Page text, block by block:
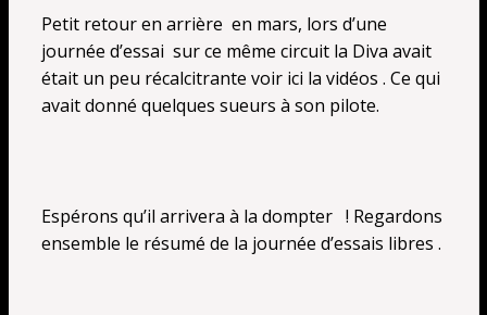
Petit retour en arrière en mars, lors d’une
journée d’essai sur ce même circuit la Diva avait
était un peu récalcitrante voir ici la vidéos . Ce qui
avait donné quelques sueurs à son pilote.
Espérons qu’il arrivera à la dompter ! Regardons
ensemble le résumé de la journée d’essais libres .